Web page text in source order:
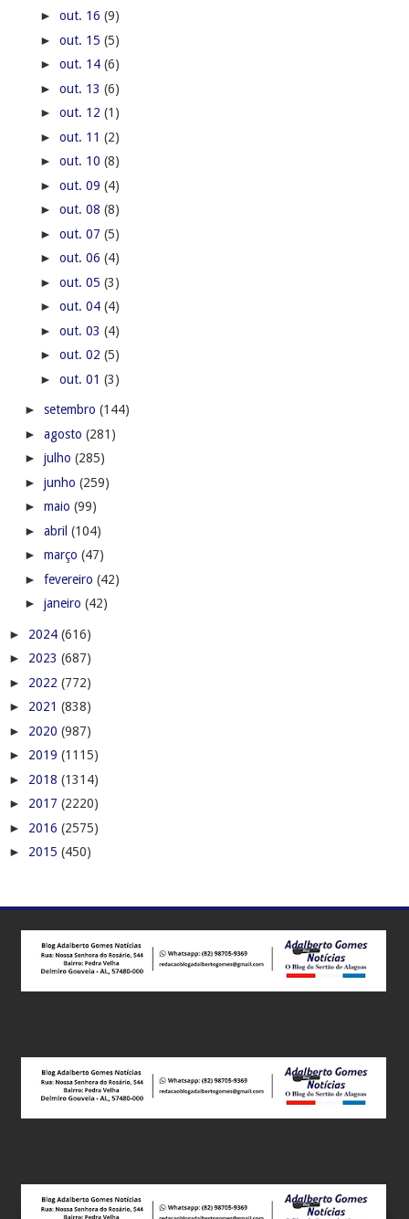
► out. 16 (9)
► out. 15 (5)
► out. 14 (6)
► out. 13 (6)
► out. 12 (1)
► out. 11 (2)
► out. 10 (8)
► out. 09 (4)
► out. 08 (8)
► out. 07 (5)
► out. 06 (4)
► out. 05 (3)
► out. 04 (4)
► out. 03 (4)
► out. 02 (5)
► out. 01 (3)
► setembro (144)
► agosto (281)
► julho (285)
► junho (259)
► maio (99)
► abril (104)
► março (47)
► fevereiro (42)
► janeiro (42)
► 2024 (616)
► 2023 (687)
► 2022 (772)
► 2021 (838)
► 2020 (987)
► 2019 (1115)
► 2018 (1314)
► 2017 (2220)
► 2016 (2575)
► 2015 (450)